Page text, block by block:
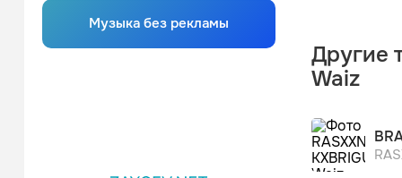
Музыка без рекламы
Другие
Waiz